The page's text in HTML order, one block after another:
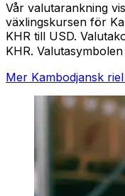
Vår valutarankning
växlingskursen för
KHR till USD.
KHR. Valutasymbolen
Mer Kambodjansk